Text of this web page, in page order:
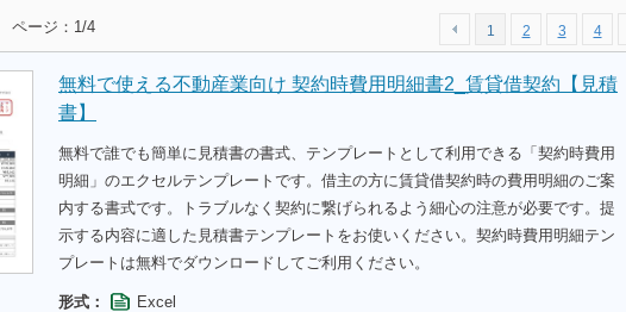
ページ：1/4 1 2 3 4
無料で使える不動産業向け 契約時費用明細書2_賃貸借契約【見積
書】
無料で誰でも簡単に見積書の書式、テンプレートとして利用できる「契約時費用
明細」のエクセルテンプレートです。借主の方に賃貸借契約時の費用明細のご案
内する書式です。トラブルなく契約に繋げられるよう細心の注意が必要です。提
示する内容に適した見積書テンプレートをお使いください。契約時費用明細テン
プレートは無料でダウンロードしてご利用ください。
形式：
Excel